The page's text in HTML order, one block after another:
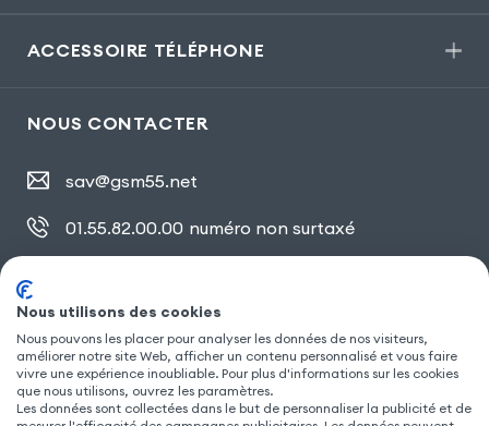
ACCESSOIRE TÉLÉPHONE
NOUS CONTACTER
sav@gsm55.net
01.55.82.00.00 numéro non surtaxé
SUIVEZ NOUS
Nous utilisons des cookies
Nous pouvons les placer pour analyser les données de nos visiteurs,
améliorer notre site Web, afficher un contenu personnalisé et vous faire
vivre une expérience inoubliable. Pour plus d'informations sur les cookies
que nous utilisons, ouvrez les paramètres.
Les données sont collectées dans le but de personnaliser la publicité et de